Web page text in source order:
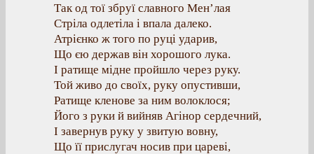
Так од тої збруї славного Мен’лая
Стріла одлетіла і впала далеко.
Атрієнко ж того по руці ударив,
Що єю держав він хорошого лука.
І ратище мідне пройшло через руку.
Той живо до своїх, руку опустивши,
Ратище кленове за ним волоклося;
Його з руки й вийняв Агінор сердечний,
І завернув руку у звитую вовну,
Що її прислугач носив при цареві,